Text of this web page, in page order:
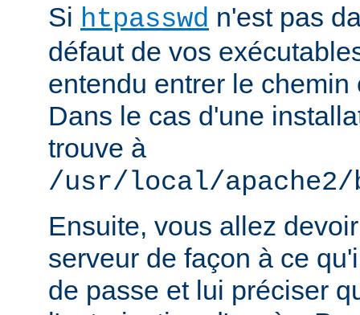
Si htpasswd n'est pas
défaut de vos
entendu entrer le chemin
Dans le cas d'une
trouve à
/usr/local/apache2/
Ensuite, vous allez
serveur de façon à ce
de passe et lui préciser